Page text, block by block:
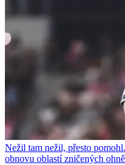
Nežil tam nežil, přesto
obnovu oblastí zničených